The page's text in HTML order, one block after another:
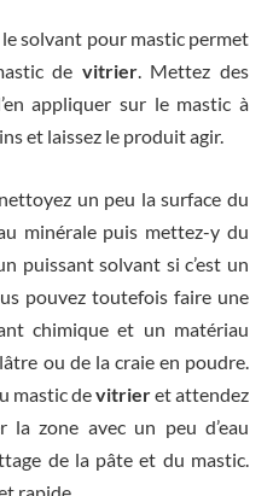
solvant pour mastic permet
de vitrier. Mettez des
appliquer sur le mastic à
et laissez le produit agir.
nettoyez un peu la surface du
minérale puis mettez-y du
puissant solvant si c’est un
pouvez toutefois faire une
chimique et un matériau
ou de la craie en poudre.
mastic devitrieret attendez
zone avec un peu d’eau
de la pâte et du mastic.
rapide.